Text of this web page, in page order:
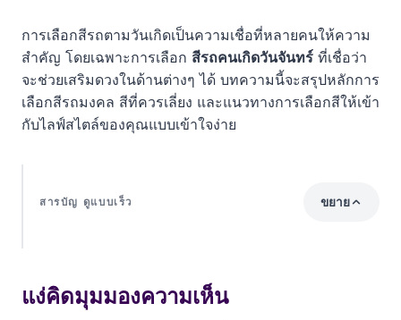
การเลือกสีรถตามวันเกิดเป็นความเชื่อที่หลายคนให้ความ
สำคัญ โดยเฉพาะการเลือก สีรถคนเกิดวันจันทร์ ที่เชื่อว่า
จะช่วยเสริมดวงในด้านต่างๆ ได้ บทความนี้จะสรุปหลักการ
เลือกสีรถมงคล สีที่ควรเลี่ยง และแนวทางการเลือกสีให้เข้า
กับไลฟ์สไตล์ของคุณแบบเข้าใจง่าย
สารบัญ ดูแบบเร็ว ขยาย
ทำความเข้าใจพื้นฐานนิสัยของคนเกิดวันจันทร์
แง่คิดมุมมองความเห็น